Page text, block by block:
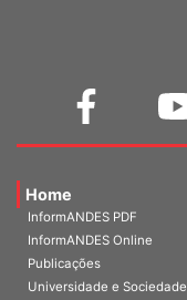
Home
InformANDES PDF
InformANDES Online
Publicações
Universidade e Sociedade